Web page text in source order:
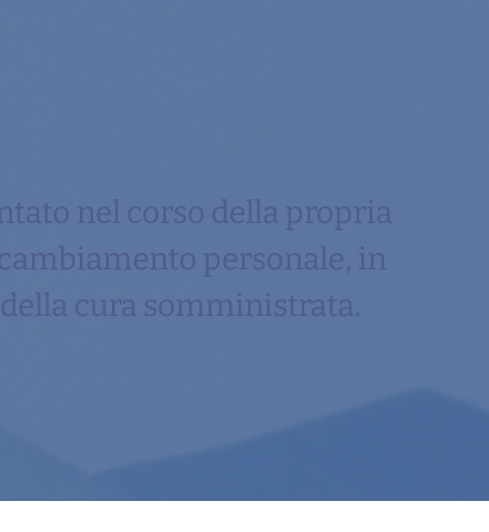
nel corso della propria
personale, in
cura somministrata.